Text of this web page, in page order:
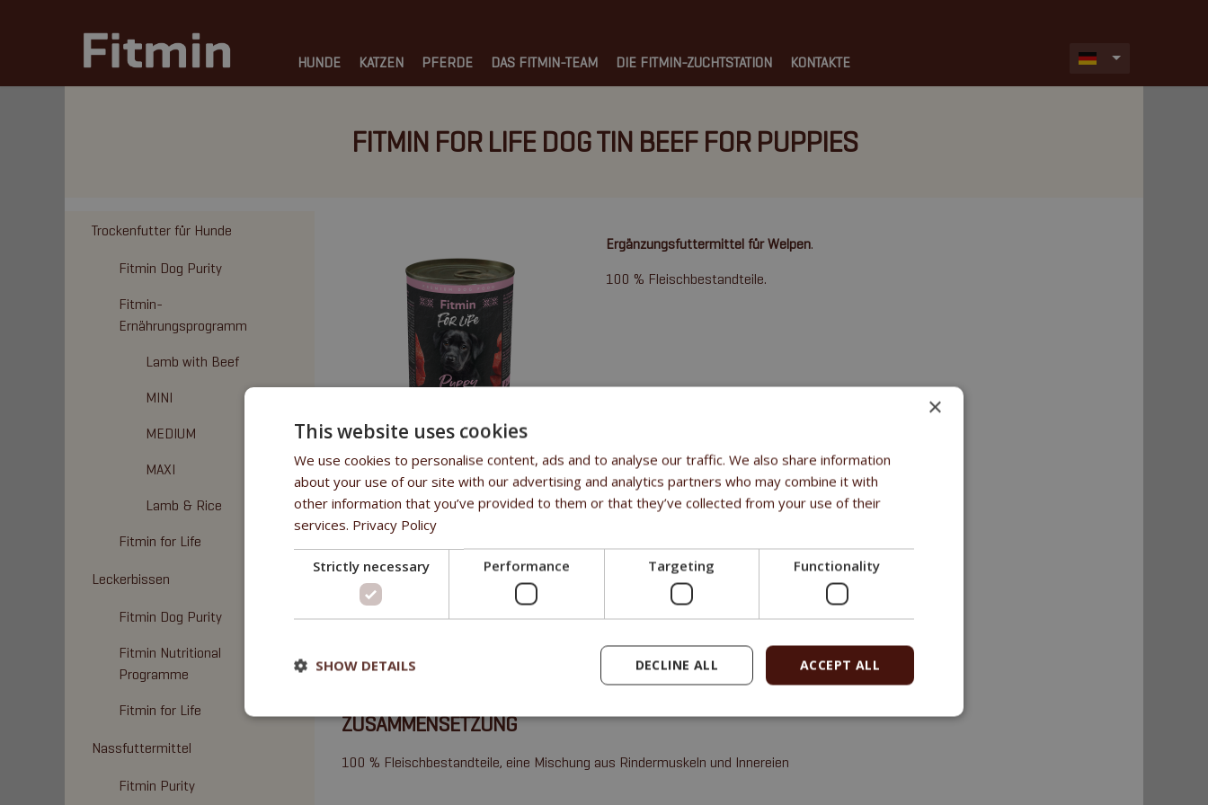
HUNDE KATZEN PFERDE DAS FITMIN-TEAM DIE FITMIN-ZUCHTSTATION KONTAKTE
FITMIN FOR LIFE DOG TIN BEEF FOR PUPPIES
Trockenfutter für Hunde
Fitmin Dog Purity
Fitmin-
Ernährungsprogramm
Lamb with Beef
MINI
MEDIUM
MAXI
Lamb & Rice
Fitmin for Life
Leckerbissen
Fitmin Dog Purity
Fitmin Nutritional
Programme
Fitmin for Life
Nassfuttermittel
Fitmin Purity
Ergänzungsfuttermittel für Welpen.
100 % Fleischbestandteile.
FITMIN FOR LIFE DOG TIN BEEF FÜR WELPEN
- nur 400g
- Ergänzungsfuttermittel für Welpen
VORTEILE
- nur Fleisch und Brühe - 100 % Fleischbestandteile - kein Soja, keine Farbstoffe und getreidefrei
ZUSAMMENSETZUNG
100 % Fleischbestandteile, eine Mischung aus Rindermuskeln und Innereien
×
This website uses cookies
We use cookies to personalise content, ads and to analyse our traffic. We also share information
about your use of our site with our advertising and analytics partners who may combine it with
other information that you’ve provided to them or that they’ve collected from your use of their
services. Privacy Policy
Strictly necessary Performance Targeting Functionality
ACCEPT ALL
DECLINE ALL
SHOW DETAILS